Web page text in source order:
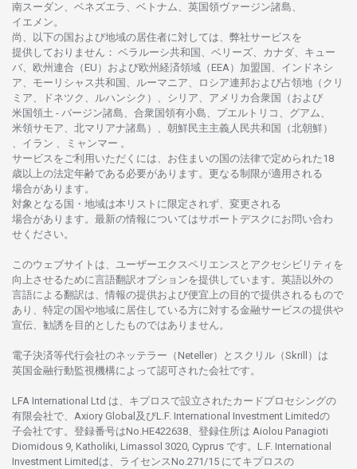
南スーダン、ベネズエラ、ベトナム、 英国領ヴァージン諸島、
イエメン。
尚、
以下の国および地域の居住者に対しては、 弊社サービスを
提供しておりません ： ベラルーシ共和国、ベリーズ、カナダ、キュー
バ、 欧州連合 （EU） および欧州経済領域 （EEA）加盟国、インドネシ
ア、 モーリシャス共和国、ルーマニア、 ロシア連邦および占領地 （クリ
ミア、ドネツク、ルハンシク）、シリア、 アメリカ合衆国
（および
米国領土 - バージン諸島、合衆国領有小島、プエルトリコ、グアム、
米領サモア、 北マリアナ諸島）、 朝鮮民主主義人民共和国
（北朝鮮）
、イラン 、ミャンマー 。
サービスをご利用いただくには、お住まいの国の法律で定められた 18
歳以上の法定年齢である必要があります。 更なる制限が適用さ れる
場合があります。
対象となる 国 ・ 地域は本 リストに限定さ れず、 変更さ れる
場合があります。 最新の情報についてはサポートデスクにお 問い合わ
せくださ い。
このウェブサイトは、 ユーザーエクスペリエンスと アクセシビリティを
向上さ せるために言語翻訳オプションを提供しています。 英語以外の
言語による翻訳は、 情報の提供および便宜上の 目的で提供さ れるもので
あり、 特定の国や地域に居住している方に対する金融サービスの提供や
宣伝、 勧誘を 目的としたものではありません。
電子決済等代行会社のネッテラー （Neteller）と スクリル （Skrill）は
英国金融行動監視機構によって認可さ れた会社です。
LFA International Ltd は、 キプロスで設立さ れた カードプロセシングの
有限会社で、Axiory Global 及びL.F. International Investment Limitedの
子会社です。 登録番号はNo.HE422638、 登録住所は Aiolou Panagioti
Diomidous 9, Katholiki, Limassol 3020, Cyprus です。L.F. International
Investment Limitedは、 ライセンスNo.271/15 にてキプロスの